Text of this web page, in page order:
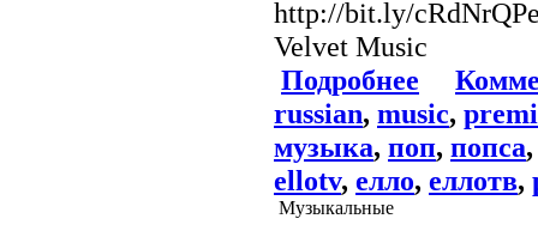
http://bit.ly/
Velvet Music
Подробнее
russian, music,
музыка, поп, попса
ellotv, елло, еллотв,
Музыкальные